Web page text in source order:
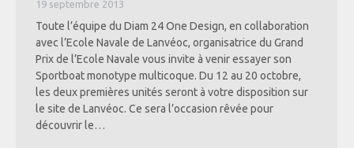
19 septembre 2013
Toute l’équipe du Diam 24 One Design, en collaboration
avec l’Ecole Navale de Lanvéoc, organisatrice du Grand
Prix de l’Ecole Navale vous invite à venir essayer son
Sportboat monotype multicoque. Du 12 au 20 octobre,
les deux premières unités seront à votre disposition sur
le site de Lanvéoc. Ce sera l’occasion rêvée pour
découvrir le…